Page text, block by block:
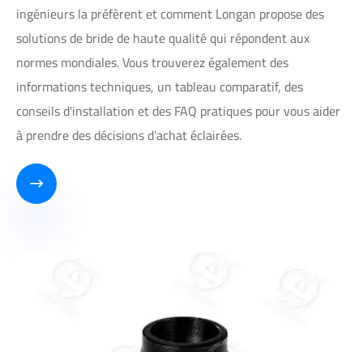
ingénieurs la préfèrent et comment Longan propose des
solutions de bride de haute qualité qui répondent aux
normes mondiales. Vous trouverez également des
informations techniques, un tableau comparatif, des
conseils d'installation et des FAQ pratiques pour vous aider
à prendre des décisions d'achat éclairées.
